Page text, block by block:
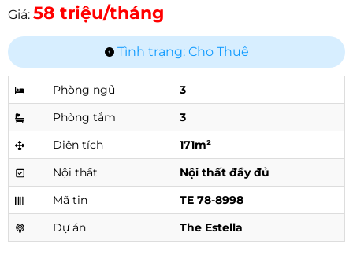
Giá: 58 triệu/tháng
Tình trạng: Cho Thuê
Phòng ngủ
3
Phòng tắm
3
Diện tích
171m²
Nội thất
Nội thất đầy đủ
Mã tin
TE 78-8998
Dự án
The Estella